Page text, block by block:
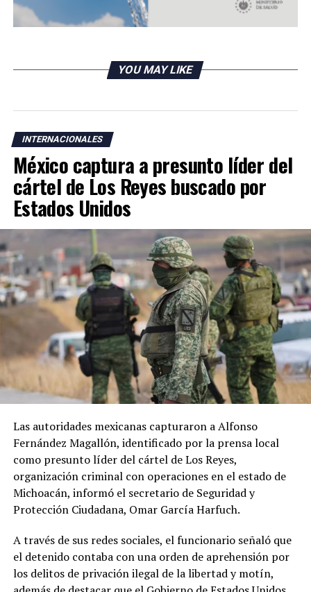
YOU MAY LIKE
INTERNACIONALES
México captura a presunto líder del
cártel de Los Reyes buscado por
Estados Unidos
Las autoridades mexicanas capturaron a Alfonso
Fernández Magallón, identificado por la prensa local
como presunto líder del cártel de Los Reyes,
organización criminal con operaciones en el estado de
Michoacán, informó el secretario de Seguridad y
Protección Ciudadana, Omar García Harfuch.
A través de sus redes sociales, el funcionario señaló que
el detenido contaba con una orden de aprehensión por
los delitos de privación ilegal de la libertad y motín,